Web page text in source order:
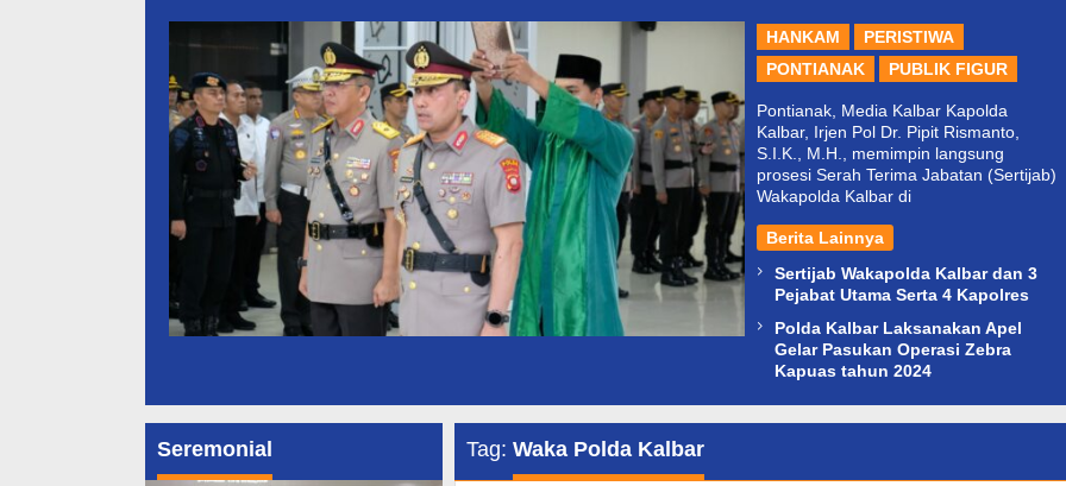
HANKAM
PERISTIWA
PONTIANAK
PUBLIK FIGUR
Pontianak, Media Kalbar Kapolda
Kalbar, Irjen Pol Dr. Pipit Rismanto,
S.I.K., M.H., memimpin langsung
prosesi Serah Terima Jabatan (Sertijab)
Wakapolda Kalbar di
Berita Lainnya
Sertijab Wakapolda Kalbar dan 3
Pejabat Utama Serta 4 Kapolres
Polda Kalbar Laksanakan Apel
Gelar Pasukan Operasi Zebra
Kapuas tahun 2024
Seremonial Tag: Waka Polda Kalbar